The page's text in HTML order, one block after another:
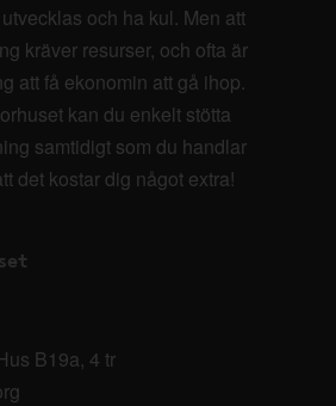
och ha kul. Men att
kräver resurser, och ofta är
att få ekonomin att gå ihop.
kan du enkelt stötta
samtidigt som du handlar
det kostar dig något extra!
B19a, 4 tr